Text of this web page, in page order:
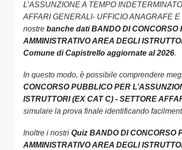
L’ASSUNZIONE A TEMPO
AFFARI GENERALI- UFFICIO ANAGRAFE
nostre banche dati BANDO DI CONCORSO
AMMINISTRATIVO AREA DEGLI
Comune di Capistrello aggiornate al 2026.
In questo modo, è possibile comprendere
CONCORSO PUBBLICO PER
ISTRUTTORI (EX CAT C) - SETTORE
simulare la prova finale identificando
Inoltre i nostri Quiz BANDO DI CONCORSO
AMMINISTRATIVO AREA DEGLI